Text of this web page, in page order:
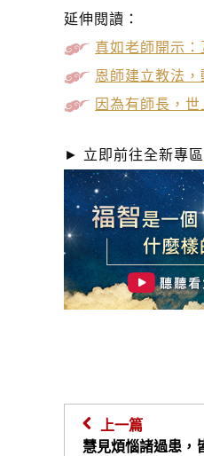
延伸閱讀：
真如老師開示
恩師建立教法
因為有師長，
► 立即前往全新專區
上一篇
慧見煩惱諸過患